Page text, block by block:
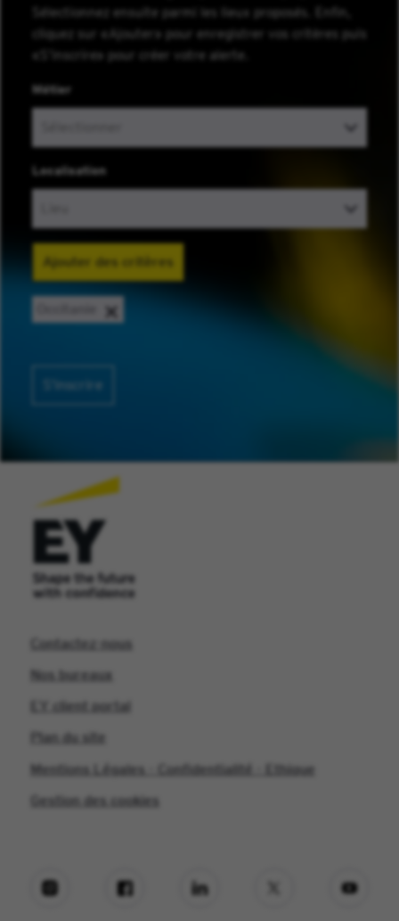
Sélectionnez ensuite parmi les lieux proposés. Enfin,
cliquez sur «Ajouter» pour enregistrer vos critères puis
«S’inscrire» pour créer votre alerte.
Métier
Localisation
Ajouter des critères
S’inscrire
Contactez-nous
Nos bureaux
EY client portal
Plan du site
Mentions Légales - Confidentialité - Ethique
Gestion des cookies